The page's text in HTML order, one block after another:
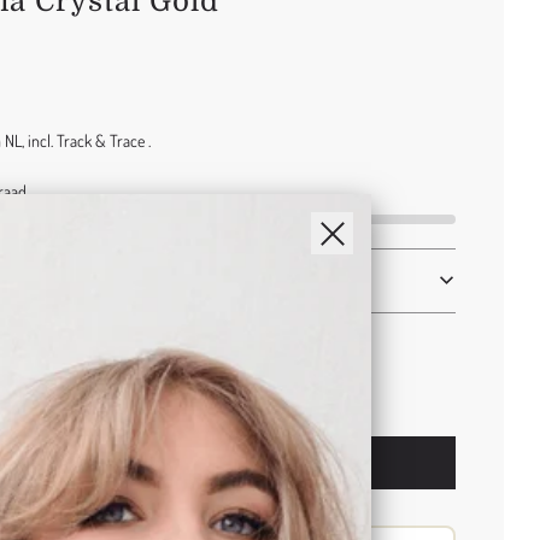
incl. Track & Trace .
l
a
d
Toevoegen